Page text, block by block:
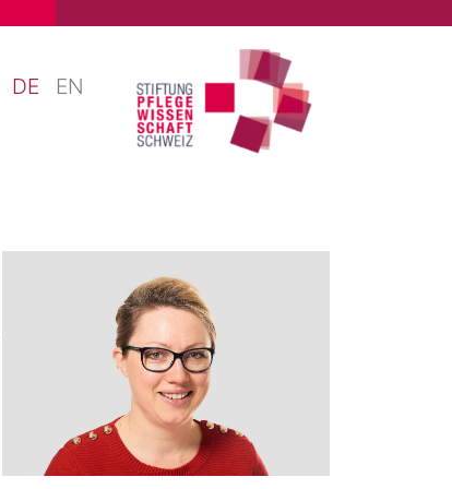
DE EN